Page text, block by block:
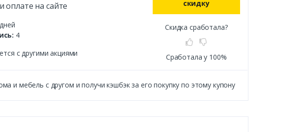
оплате на сайте
4
с другими акциями
скидку
Скидка сработала?
Сработала у 100%
и мебель с другом и получи кэшбэк за его покупку по этому купону